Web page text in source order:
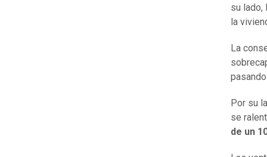
su lado,
la
La
Por su
se
de un